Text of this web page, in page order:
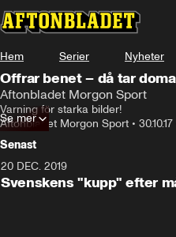
Hem Serier Nyheter
Offrar benet – då tar
Aftonbladet Morgon Sport
Varning för starka bilder!
Aftonbladet Morgon Sport • 30.10.17
Se mer
Senast
20 DEC. 2019
Svenskens "kupp" efter